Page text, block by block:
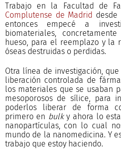
Trabajo en la Facultad de
Complutense de Madrid desde
entonces empecé a
biomateriales,
hueso, para el reemplazo y la
óseas destruidas o perdidas.
Otra línea de investigación,
liberación controlada de
los materiales que se usaban
mesoporosos de sílice, para
poderlos liberar de forma
primero en bulky ahora lo
nanopartículas, con lo cual
mundo de la nanomedicina. Y
trabajo que estoy haciendo.